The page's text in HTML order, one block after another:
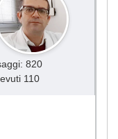
820
110